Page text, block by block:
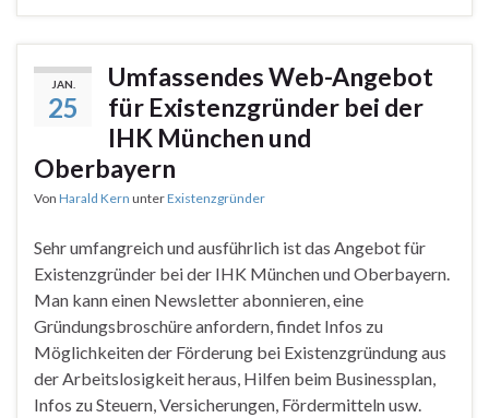
JAN.
25
Umfassendes Web-Angebot
für Existenzgründer bei der
IHK München und
Oberbayern
Von Harald Kern unterExistenzgründer
Sehr umfangreich und ausführlich ist das Angebot für
Existenzgründer bei der IHK München und Oberbayern.
Man kann einen Newsletter abonnieren, eine
Gründungsbroschüre anfordern, findet Infos zu
Möglichkeiten der Förderung bei Existenzgründung aus
der Arbeitslosigkeit heraus, Hilfen beim Businessplan,
Infos zu Steuern, Versicherungen, Fördermitteln usw.